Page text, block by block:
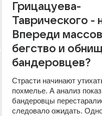
Грицацуева-
Таврического -
Впереди
бегство и
бандеровцев?
Страсти начинают
похмелье. А анализ
бандеровцы
следовало ожидать.